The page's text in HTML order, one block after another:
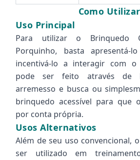
Como Utilizar
Uso Principal
Para utilizar o Brinquedo
Porquinho, basta
incentivá-lo a interagir com o
pode ser feito através de
arremesso e busca ou
brinquedo acessível para que
por conta própria.
Usos Alternativos
Além de seu uso convencional,
ser utilizado em